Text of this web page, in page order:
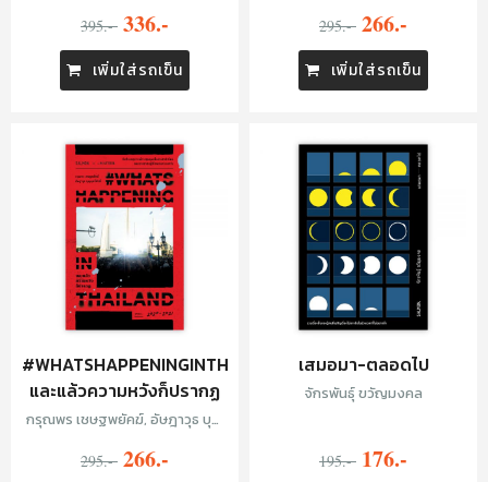
395.- 336.-
เพิ่มใส่รถเข็น
295.- 266.-
เพิ่มใส่รถเข็น
#WHATSHAPPENINGINTHAILAND
และแล้วความหวังก็ปรากฏ
กรุณพร เชษฐพยัคฆ์, อัษฎาวุธ บุญ
295.- 266.-
เสมอมา-ตลอดไป
จักรพันธุ์ ขวัญมงคล
195.- 176.-